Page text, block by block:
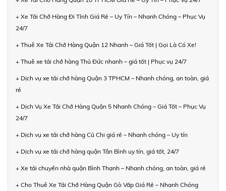
+ Xe Tải Chở Hàng Đi Tỉnh Giá Rẻ – Uy Tín – Nhanh Chóng – Phục Vụ
24/7
+ Thuê Xe Tải Chở Hàng Quận 12 Nhanh – Giá Tốt | Gọi Là Có Xe!
+ Thuê xe tải chở hàng Thủ Đức nhanh – giá tốt | Phục vụ 24/7
+ Dịch vụ xe tải chở hàng Quận 3 TPHCM – Nhanh chóng, an toàn, giá
rẻ
+ Dịch Vụ Xe Tải Chở Hàng Quận 5 Nhanh Chóng – Giá Tốt – Phục Vụ
24/7
+ Dịch vụ xe tải chở hàng Củ Chi giá rẻ – Nhanh chóng – Uy tín
+ Dịch vụ xe tải chở hàng quận Tân Bình uy tín, giá tốt, 24/7
+ Xe tải chuyển nhà quận Bình Thạnh – Nhanh chóng, an toàn, giá rẻ
+ Cho Thuê Xe Tải Chở Hàng Quận Gò Vấp Giá Rẻ – Nhanh Chóng